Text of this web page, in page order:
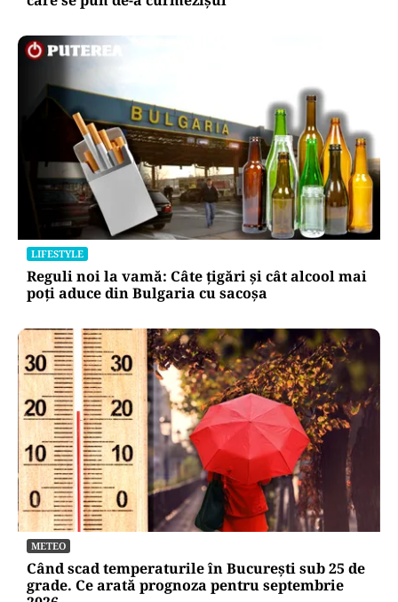
LIFESTYLE
Reguli noi la vamă: Câte țigări și cât alcool mai
poți aduce din Bulgaria cu sacoșa
METEO
Când scad temperaturile în București sub 25 de
grade. Ce arată prognoza pentru septembrie